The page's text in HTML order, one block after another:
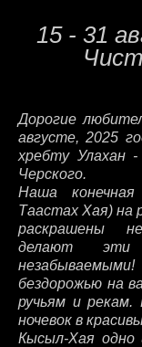
15 - 31
Дорогие
августе, 2025
хребту Улахан
Черского.
Наша
Таастах Хая) на
раскрашены
делают эти
бездорожью на
ручьям и рекам.
ночевок в
Кысыл-Хая